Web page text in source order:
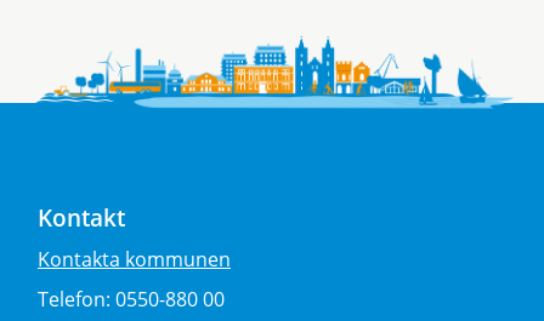
Kontakt
Kontakta kommunen
Telefon: 0550-880 00